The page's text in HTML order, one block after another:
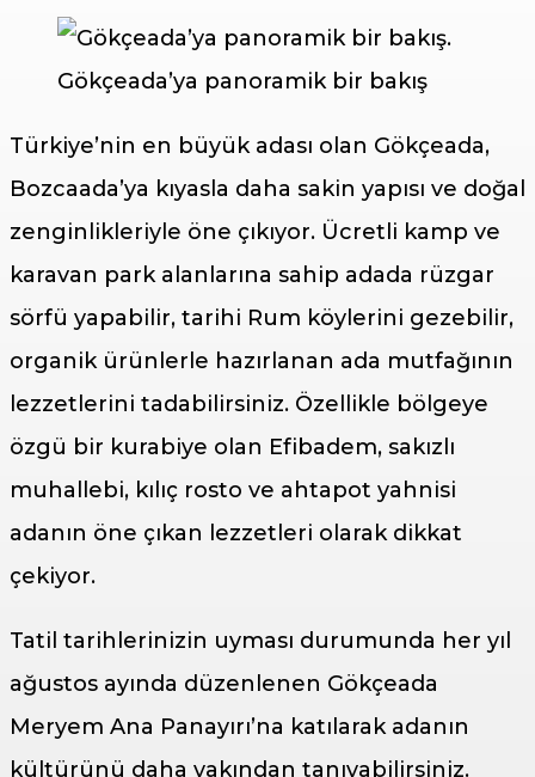
Gökçeada’ya panoramik bir bakış
Türkiye’nin en büyük adası olan Gökçeada,
Bozcaada’ya kıyasla daha sakin yapısı ve doğal
zenginlikleriyle öne çıkıyor. Ücretli kamp ve
karavan park alanlarına sahip adada rüzgar
sörfü yapabilir, tarihi Rum köylerini gezebilir,
organik ürünlerle hazırlanan ada mutfağının
lezzetlerini tadabilirsiniz. Özellikle bölgeye
özgü bir kurabiye olan Efibadem, sakızlı
muhallebi, kılıç rosto ve ahtapot yahnisi
adanın öne çıkan lezzetleri olarak dikkat
çekiyor.
Tatil tarihlerinizin uyması durumunda her yıl
ağustos ayında düzenlenen Gökçeada
Meryem Ana Panayırı’na katılarak adanın
kültürünü daha yakından tanıyabilirsiniz.